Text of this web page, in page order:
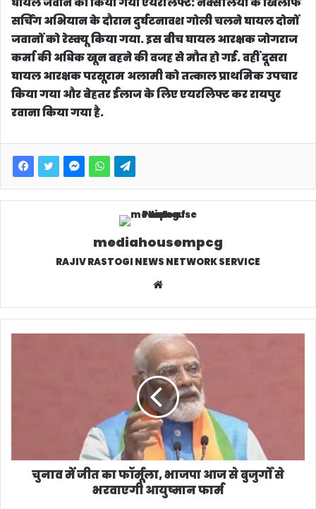
सर्चिंग अभियान के दौरान दुर्घटनावश गोली चलने घायल दोनों
जवानों को रेस्क्यू किया गया. इस बीच घायल आरक्षक जोगराज
कर्मा की अधिक खून बहने की वजह से मौत हो गई. वहीं दूसरा
घायल आरक्षक परसूराम अलामी को तत्काल प्राथमिक उपचार
किया गया और बेहतर ईलाज के लिए एयरलिफ्ट कर रायपुर
रवाना किया गया है.
mediahousempcg
RAJIV RASTOGI NEWS NETWORK SERVICE
b
s
i
t
e
चुनाव में जीत का फॉर्मूला, भाजपा आज से बुजुर्गों से
भरवाएगी आयुष्मान फार्म